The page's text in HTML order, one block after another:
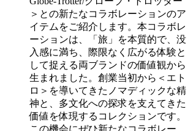
＞との新たなコラボレーションのア
イテムをご紹介します。本コラボレ
ーションは、「旅」を本質的で、没
入感に満ち、際限なく広がる体験と
して捉える両ブランドの価値観から
生まれました。創業当初から＜エト
ロ＞を導いてきたノマディックな精
神と、多文化への探求を支えてきた
価値を体現するコレクションです。
この機会にぜひ新たなコラボレー